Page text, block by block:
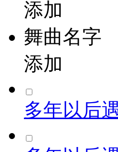
添加
舞曲名字
添加
多年以后